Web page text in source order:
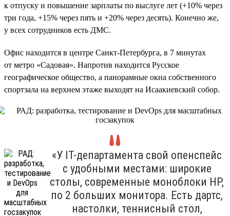
к отпуску и повышение зарплаты по выслуге лет (+10% через
три года, +15% через пять и +20% через десять). Конечно же,
у всех сотрудников есть ДМС.
Офис находится в центре Санкт-Петербурга, в 7 минутах
от метро «Садовая». Напротив находится Русское
географическое общество, а панорамные окна собственного
спортзала на верхнем этаже выходят на Исаакиевский собор.
«У IT-департамента свой опенспейс
с удобными местами: широкие
столы, современные моноблоки HP,
по 2 больших монитора. Есть дартс,
настолки, теннисный стол,